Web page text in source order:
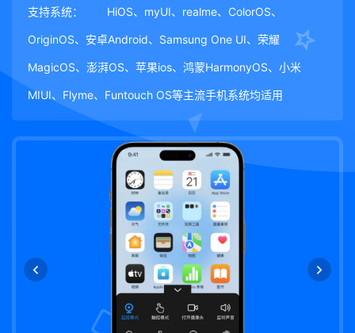
支持系统： HiOS、myUI、realme、ColorOS、
OriginOS、安卓Android、Samsung One UI、荣耀
MagicOS、澎湃OS、苹果ios、鸿蒙HarmonyOS、小米
MIUI、Flyme、Funtouch OS等主流手机系统均适用